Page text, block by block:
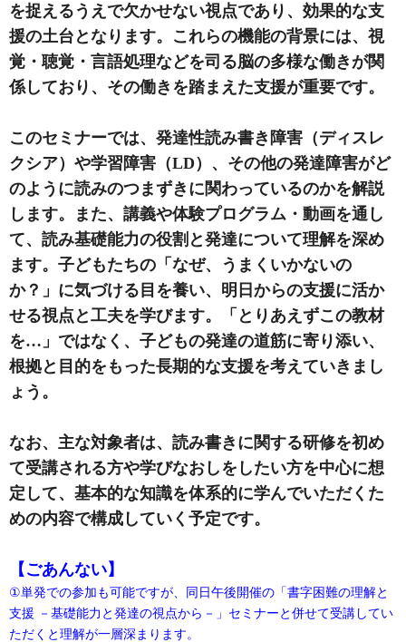
を捉えるうえで欠かせない視点であり、効果的な支
援の土台となります。これらの機能の背景には、視
覚・聴覚・言語処理などを司る脳の多様な働きが関
係しており、その働きを踏まえた支援が重要です。
このセミナーでは、発達性読み書き障害（ディスレ
クシア）や学習障害（LD）、その他の発達障害がど
のように読みのつまずきに関わっているのかを解説
します。また、講義や体験プログラム・動画を通し
て、読み基礎能力の役割と発達について理解を深め
ます。子どもたちの「なぜ、うまくいかないの
か？」に気づける目を養い、明日からの支援に活か
せる視点と工夫を学びます。「とりあえずこの教材
を…」ではなく、子どもの発達の道筋に寄り添い、
根拠と目的をもった長期的な支援を考えていきまし
ょう。
なお、主な対象者は、読み書きに関する研修を初め
て受講される方や学びなおしをしたい方を中心に想
定して、基本的な知識を体系的に学んでいただくた
めの内容で構成していく予定です。
【ごあんない】
①単発での参加も可能ですが、同日午後開催の「書字困難の理解と
支援 －基礎能力と発達の視点から－」セミナーと併せて受講してい
ただくと理解が一層深まります。